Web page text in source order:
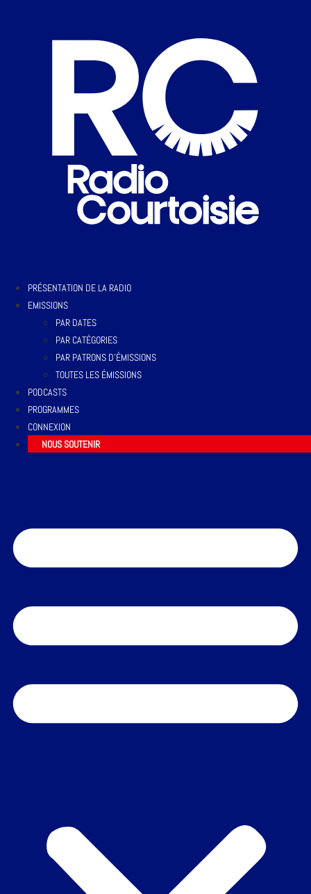
PRÉSENTATION DE LA RADIO
EMISSIONS
PAR DATES
PAR CATÉGORIES
PAR PATRONS D’ÉMISSIONS
TOUTES LES ÉMISSIONS
PODCASTS
PROGRAMMES
CONNEXION
NOUS SOUTENIR